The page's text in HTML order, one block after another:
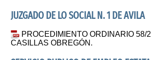
JUZGADO DE LO SOCIAL N. 1 DE AVILA
PROCEDIMIENTO ORDINARIO 58/
CASILLAS OBREGÓN.